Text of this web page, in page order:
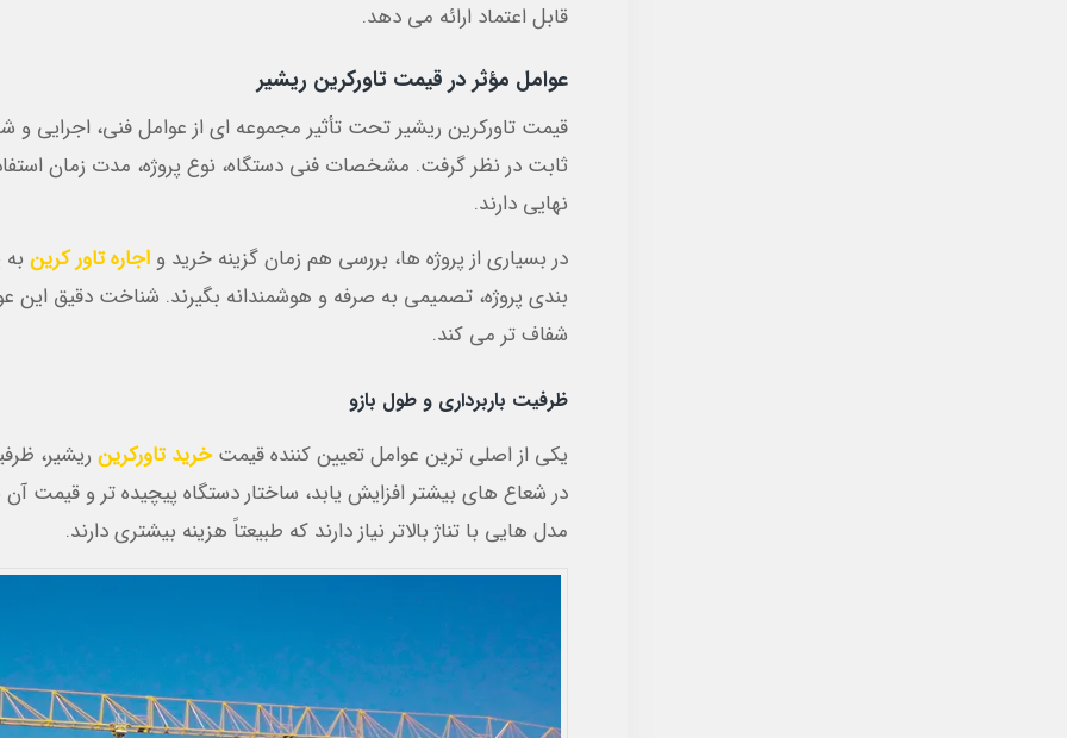
قابل اعتماد ارائه می دهد.
عوامل مؤثر در قیمت تاورکرین ریشیر
قیمت تاورکرین ریشیر تحت تأثیر مجموعه ای از عوامل فنی، اجرایی
ثابت در نظر گرفت. مشخصات فنی دستگاه، نوع پروژه، مدت زمان
نهایی دارند.
در بسیاری از پروژه ها، بررسی هم زمان گزینه خرید واجاره تاور کرین
بندی پروژه، تصمیمی به صرفه و هوشمندانه بگیرند. شناخت دقیق
شفاف تر می کند.
ظرفیت باربرداری و طول بازو
یکی از اصلی ترین عوامل تعیین کننده قیمتخرید تاورکرین ریشیر،
در شعاع های بیشتر افزایش یابد، ساختار دستگاه پیچیده تر و قیمت آن
مدل هایی با تناژ بالاتر نیاز دارند که طبیعتاً هزینه بیشتری دارند.